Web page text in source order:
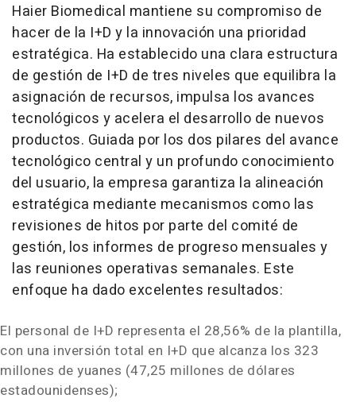
Haier Biomedical mantiene su compromiso de
hacer de la I+D y la innovación una prioridad
estratégica. Ha establecido una clara estructura
de gestión de I+D de tres niveles que equilibra la
asignación de recursos, impulsa los avances
tecnológicos y acelera el desarrollo de nuevos
productos. Guiada por los dos pilares del avance
tecnológico central y un profundo conocimiento
del usuario, la empresa garantiza la alineación
estratégica mediante mecanismos como las
revisiones de hitos por parte del comité de
gestión, los informes de progreso mensuales y
las reuniones operativas semanales. Este
enfoque ha dado excelentes resultados:
El personal de I+D representa el 28,56% de la plantilla,
con una inversión total en I+D que alcanza los 323
millones de yuanes (47,25 millones de dólares
estadounidenses);